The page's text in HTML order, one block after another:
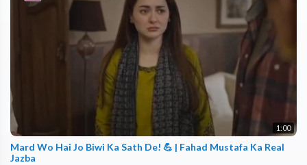
1:00
Mard Wo Hai Jo Biwi Ka Sath De! 💪 | Fahad Mustafa Ka Real
Jazba